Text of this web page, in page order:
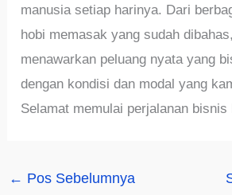
manusia setiap harinya. Dari
hobi memasak yang sudah
menawarkan peluang nyata yang
dengan kondisi dan modal yang
Selamat memulai perjalanan bisnis
← Pos Sebelumnya